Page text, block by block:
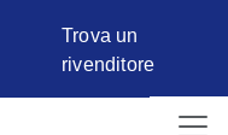
Trova un
rivenditore